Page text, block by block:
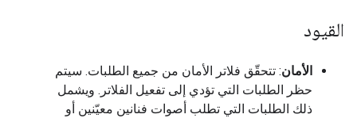
القيود
الأمان: تتحقّق فلاتر الأمان من جميع الطلبات. سيتم
حظر الطلبات التي تؤدي إلى تفعيل الفلاتر. ويشمل
ذلك الطلبات التي تطلب أصوات فنانين معيّنين أو